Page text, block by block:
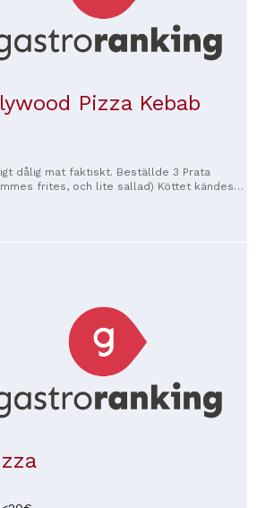
Pizza Kebab
dålig mat faktiskt. Beställde 3 Prata
frites, och lite sallad) Köttet kändes
vilket resulterade i en mjuk smaklös